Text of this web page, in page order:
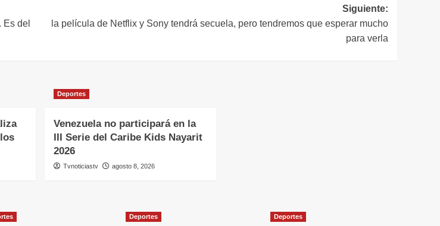
del
Siguiente:
la película de Netflix y Sony tendrá secuela, pero tendremos que esperar mucho
para verla
Deportes
Venezuela no participará en la
III Serie del Caribe Kids Nayarit
2026
Tvnoticiastv agosto 8, 2026
Deportes Deportes